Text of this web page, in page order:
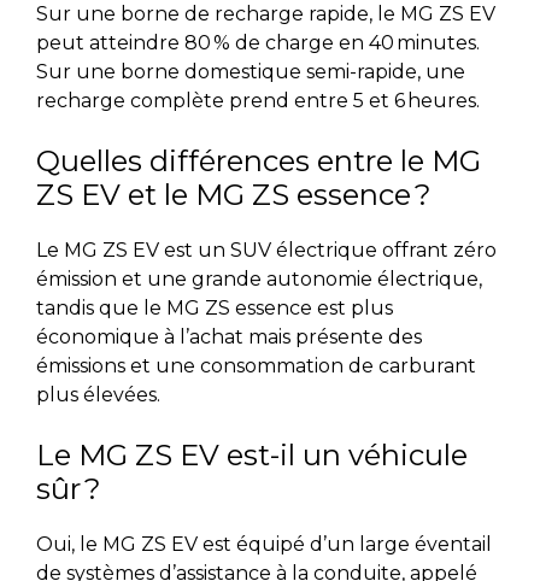
Sur une borne de recharge rapide, le MG ZS EV
peut atteindre 80 % de charge en 40 minutes.
Sur une borne domestique semi-rapide, une
recharge complète prend entre 5 et 6 heures.
Quelles différences entre le MG
ZS EV et le MG ZS essence ?
Le MG ZS EV est un SUV électrique offrant zéro
émission et une grande autonomie électrique,
tandis que le MG ZS essence est plus
économique à l’achat mais présente des
émissions et une consommation de carburant
plus élevées.
Le MG ZS EV est-il un véhicule
sûr ?
Oui, le MG ZS EV est équipé d’un large éventail
de systèmes d’assistance à la conduite, appelé